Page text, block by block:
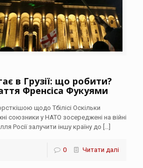
в Грузії: що робити?
Френсіса Фукуями
щодо Тбілісі Оскільки
союзники у НАТО зосереджені на війні
Росії залучити іншу країну до […]
0 Читати далі